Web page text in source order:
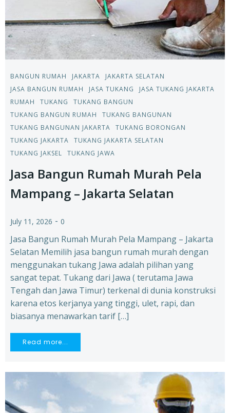
BANGUN RUMAH JAKARTA
JAKARTA SELATAN
JASA BANGUN RUMAH
JASA TUKANG
JASA TUKANG JAKARTA
RUMAH
TUKANG
TUKANG BANGUN
TUKANG BANGUN RUMAH
TUKANG BANGUNAN
TUKANG BANGUNAN JAKARTA
TUKANG BORONGAN
TUKANG JAKARTA
TUKANG JAKARTA SELATAN
TUKANG JAKSEL
TUKANG JAWA
Jasa Bangun Rumah Murah Pela
Mampang – Jakarta Selatan
July 11, 2026 - 0
Jasa Bangun Rumah Murah Pela Mampang – Jakarta
Selatan Memilih jasa bangun rumah murah dengan
menggunakan tukang Jawa adalah pilihan yang
sangat tepat. Tukang dari Jawa ( terutama Jawa
Tengah dan Jawa Timur) terkenal di dunia konstruksi
karena etos kerjanya yang tinggi, ulet, rapi, dan
biasanya menawarkan tarif […]
Read more...